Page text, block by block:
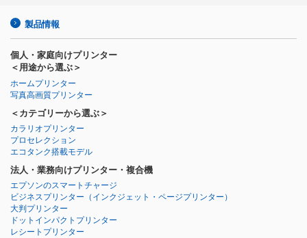
製品情報
個人・家庭向けプリンター
＜用途から選ぶ＞
ホームプリンター
写真高画質プリンター
＜カテゴリーから選ぶ＞
カラリオプリンター
プロセレクション
エコタンク搭載モデル
法人・業務向けプリンター・複合機
エプソンのスマートチャージ
ビジネスプリンター （インクジェット・ページプリンター）
大判プリンター
ドットインパクトプリンター
レシートプリンター